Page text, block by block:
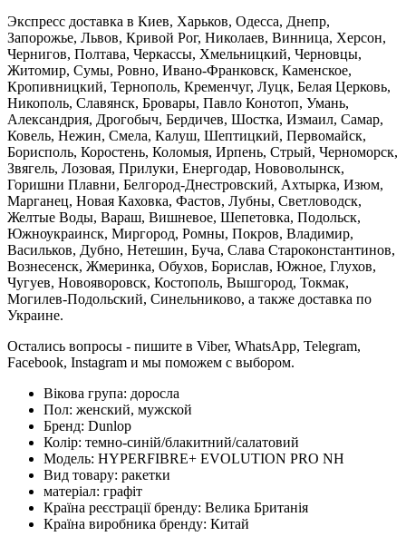
Экспресс доставка в Киев, Харьков, Одесса, Днепр,
Запорожье, Львов, Кривой Рог, Николаев, Винница, Херсон,
Чернигов, Полтава, Черкассы, Хмельницкий, Черновцы,
Житомир, Сумы, Ровно, Ивано-Франковск, Каменское,
Кропивницкий, Тернополь, Кременчуг, Луцк, Белая Церковь,
Никополь, Славянск, Бровары, Павло Конотоп, Умань,
Александрия, Дрогобыч, Бердичев, Шостка, Измаил, Самар,
Ковель, Нежин, Смела, Калуш, Шептицкий, Первомайск,
Борисполь, Коростень, Коломыя, Ирпень, Стрый, Черноморск,
Звягель, Лозовая, Прилуки, Енергодар, Нововолынск,
Горишни Плавни, Белгород-Днестровский, Ахтырка, Изюм,
Марганец, Новая Каховка, Фастов, Лубны, Светловодск,
Желтые Воды, Вараш, Вишневое, Шепетовка, Подольск,
Южноукраинск, Миргород, Ромны, Покров, Владимир,
Васильков, Дубно, Нетешин, Буча, Слава Староконстантинов,
Вознесенск, Жмеринка, Обухов, Борислав, Южное, Глухов,
Чугуев, Новояворовск, Костополь, Вышгород, Токмак,
Могилев-Подольский, Синельниково, а также доставка по
Украине.
Остались вопросы - пишите в Viber, WhatsApp, Telegram,
Facebook, Instagram и мы поможем с выбором.
Вікова група: доросла
Пол: женский, мужской
Бренд: Dunlop
Колір: темно-синій/блакитний/салатовий
Модель: HYPERFIBRE+ EVOLUTION PRO NH
Вид товару: ракетки
матеріал: графіт
Країна реєстрації бренду: Велика Британія
Країна виробника бренду: Китай